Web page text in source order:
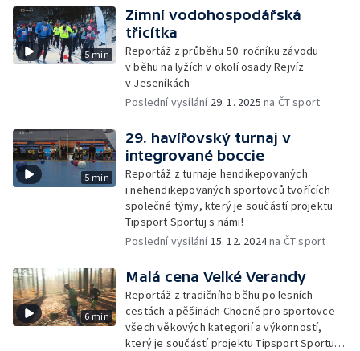
5 min
Zimní vodohospodářská
třicítka
Reportáž z průběhu 50. ročníku závodu
v běhu na lyžích v okolí osady Rejvíz
v Jeseníkách
Poslední vysílání 29. 1. 2025 na ČT sport
5 min
29. havířovský turnaj v
integrované boccie
Reportáž z turnaje hendikepovaných
i nehendikepovaných sportovců tvořících
společné týmy, který je součástí projektu
Tipsport Sportuj s námi!
Poslední vysílání15. 12. 2024na ČT sport
6 min
Malá cena Velké Verandy
Reportáž z tradičního běhu po lesních
cestách a pěšinách Chocně pro sportovce
všech věkových kategorií a výkonností,
který je součástí projektu Tipsport Sportuj